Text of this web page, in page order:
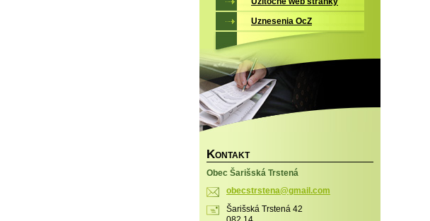
Uznesenia OcZ
KONTAKT
Obec Šarišská Trstená
obecstrstena@gmail.com
Šarišská Trstená 42